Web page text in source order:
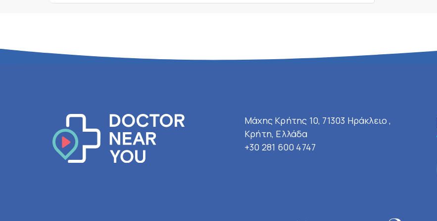
Μάχης Κρήτης 10, 71303 Ηράκλειο ,
Κρήτη, Ελλάδα
+30 281 600 4747